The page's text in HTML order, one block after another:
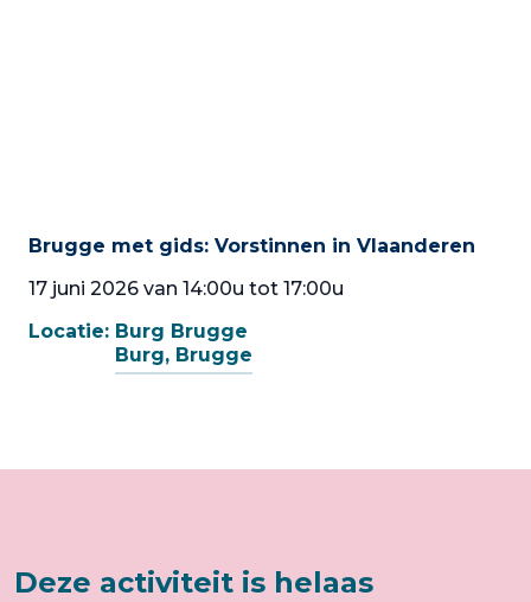
Brugge met gids: Vorstinnen in Vlaanderen
17 juni 2026 van 14:00u tot 17:00u
Locatie: Burg Brugge
Burg, Brugge
Deze activiteit is helaas